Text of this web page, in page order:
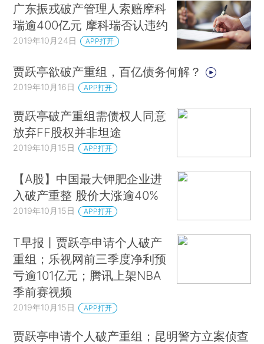
广东振戎破产管理人索赔摩科
瑞逾400亿元 摩科瑞否认违约
2019年10月24日 APP打开
贾跃亭欲破产重组，百亿债务何解？
2019年10月16日 APP打开
贾跃亭破产重组需债权人同意
放弃FF股权并非坦途
2019年10月15日 APP打开
【A股】中国最大钾肥企业进
入破产重整 股价大涨逾40%
2019年10月15日 APP打开
T早报丨贾跃亭申请个人破产
重组；乐视网前三季度净利预
亏逾101亿元；腾讯上架NBA
季前赛视频
2019年10月15日 APP打开
贾跃亭申请个人破产重组；昆明警方立案侦查